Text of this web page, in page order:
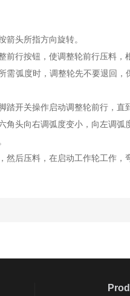
头所指方向旋转。
行按钮，使调整轮前行压料，
度时，调整轮先不要退回，
开关操作启动调整轮前行，直
头向右调弧度变小，向左调弧
压料，在启动工作轮工作，